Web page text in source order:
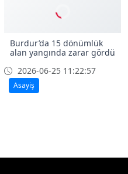
Burdur’da 15 dönümlük
alan yangında zarar gördü
2026-06-25 11:22:57
Asayiş